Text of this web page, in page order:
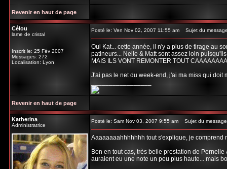
Revenir en haut de page
Célou
lame de cristal
Inscrit le: 25 Fév 2007
Messages: 272
Localisation: Lyon
Posté le: Ven Nov 02, 2007 11:55 am Sujet du
Oui Kat... cette année, il n'y a plus de tirage au
patineurs... Nelle & Matt sont assez loin
MAIS ILS VONT REMONTER TOUT
J'ai pas le net du week-end, j'ai ma miss qui
_________________
Revenir en haut de page
Katherina
Administratrice
Posté le: Sam Nov 03, 2007 9:55 am Sujet du
Aaaaaaaahhhhhhh tout s'explique, je comprend
Bon en tout cas, très belle prestation de
auraient eu une note un peu plus haute... mais